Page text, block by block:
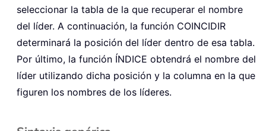
seleccionar la tabla de la que recuperar el nombre
del líder. A continuación, la función COINCIDIR
determinará la posición del líder dentro de esa tabla.
Por último, la función ÍNDICE obtendrá el nombre del
líder utilizando dicha posición y la columna en la que
figuren los nombres de los líderes.